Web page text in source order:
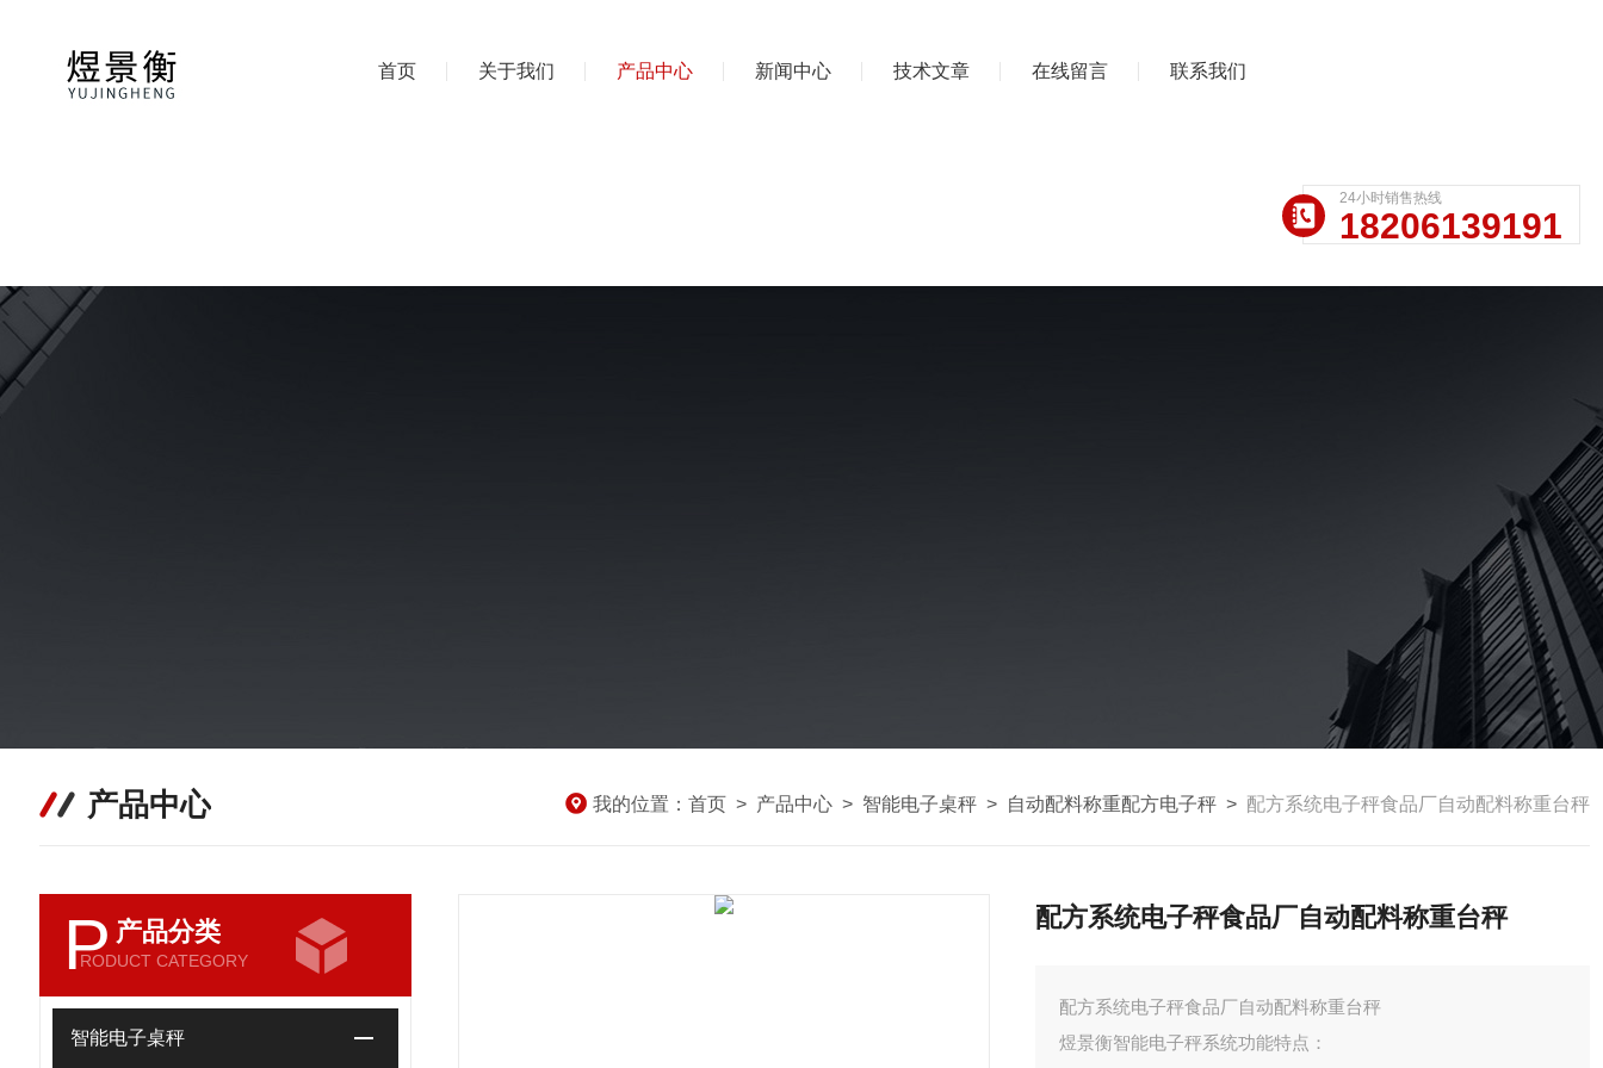
首页 关于我们 产品中心 新闻中心 技术文章 在线留言 联系我们
24小时销售热线
18206139191
产品中心 我的位置： 首页 > 产品中心 > 智能电子桌秤 > 自动配料称重配方电子秤 > 配方系统电子秤食品厂自动配料称重台秤
P 产品分类
RODUCT CATEGORY
智能电子桌秤
配方系统电子秤食品厂自动配料称重台秤
配方系统电子秤食品厂自动配料称重台秤
煜景衡智能电子秤系统功能特点：